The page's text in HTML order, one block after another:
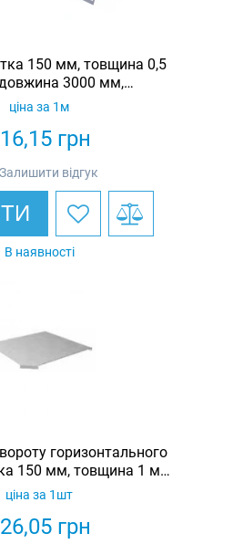
150 мм, товщина 0,5
3000 мм,
Eurotray
грн
ціна за 1м
Залишити відгук
В наявності
горизонтального
150 мм, товщина 1 мм,
Eurotray
грн
ціна за 1шт